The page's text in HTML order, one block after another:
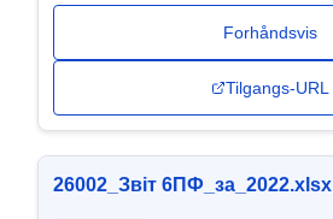
Forhåndsvis
Tilgangs-URL
26002_Звіт 6ПФ_за_2022.xlsx